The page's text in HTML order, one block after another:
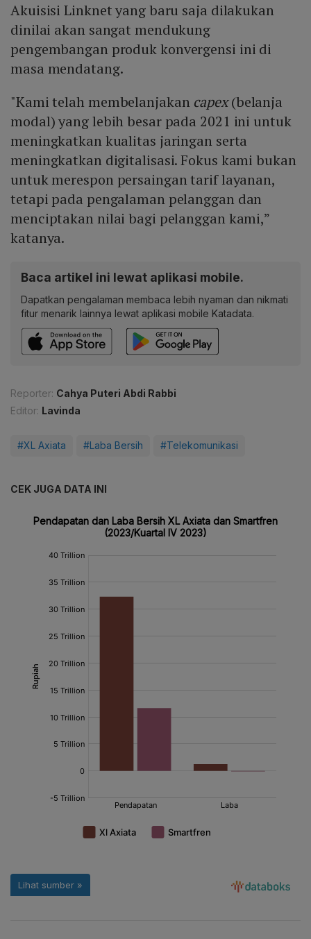
Akuisisi Linknet yang baru saja dilakukan
dinilai akan sangat mendukung
pengembangan produk konvergensi ini di
masa mendatang.
"Kami telah membelanjakan capex(belanja
modal) yang lebih besar pada 2021 ini untuk
meningkatkan kualitas jaringan serta
meningkatkan digitalisasi. Fokus kami bukan
untuk merespon persaingan tarif layanan,
tetapi pada pengalaman pelanggan dan
menciptakan nilai bagi pelanggan kami,”
katanya.
Baca artikel ini lewat aplikasi mobile.
Dapatkan pengalaman membaca lebih nyaman dan nikmati
fitur menarik lainnya lewat aplikasi mobile Katadata.
Reporter: Cahya Puteri Abdi Rabbi
Editor: Lavinda
#XL Axiata #Laba Bersih #Telekomunikasi
CEK JUGA DATA INI